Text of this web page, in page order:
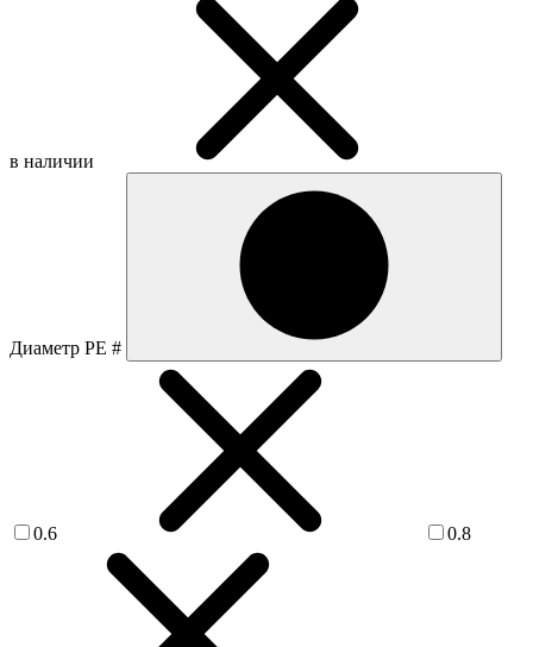
в наличии
Диаметр PE #
0.6 0.8